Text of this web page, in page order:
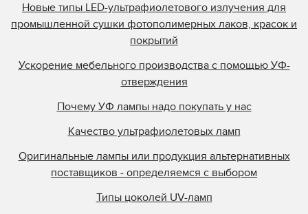
Jelight
Johnson and Allen
Kase
KBA
Kopack
Kuehnast
Lamin
Lamp Tech
LCD Lighting
Loctite
Новые типы LED-ультрафиолетового излучения для
промышленной сушки фотополимерных лаков, красок и
покрытий
Ускорение мебельного производства с помощью УФ-
отверждения
Почему УФ лампы надо покупать у нас
Качество ультрафиолетовых ламп
Оригинальные лампы или продукция альтернативных
поставщиков - определяемся с выбором
Типы цоколей UV-ламп